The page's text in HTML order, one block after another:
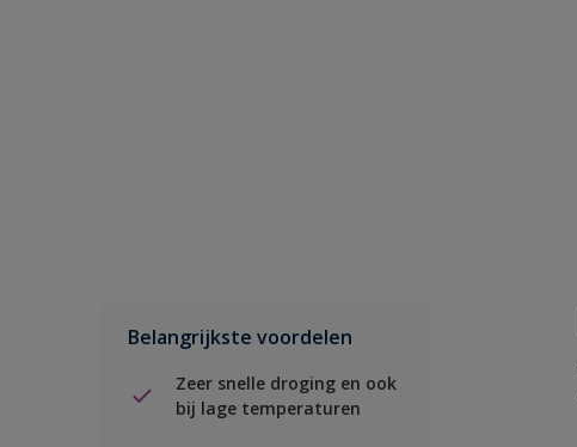
Belangrijkste voordelen
Zeer snelle droging en ook
bij lage temperaturen